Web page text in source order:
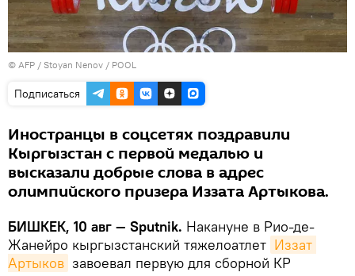
© AFP / Stoyan Nenov / POOL
Подписаться
Иностранцы в соцсетях поздравили
Кыргызстан с первой медалью и
высказали добрые слова в адрес
олимпийского призера Иззата Артыкова.
БИШКЕК, 10 авг — Sputnik. Накануне в Рио-де-
Жанейро кыргызстанский тяжелоатлет Иззат
Артыков завоевал первую для сборной КР